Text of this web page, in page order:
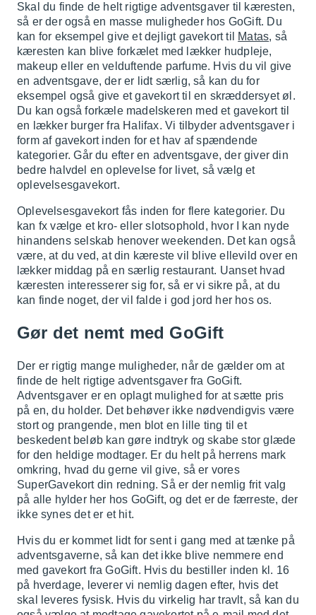
Skal du finde de helt rigtige adventsgaver til kæresten,
så er der også en masse muligheder hos GoGift. Du
kan for eksempel give et dejligt gavekort til
Matas, så
kæresten kan blive forkælet med lækker hudpleje,
makeup eller en velduftende parfume. Hvis du vil give
en adventsgave, der er lidt særlig, så kan du for
eksempel også give et gavekort til en skræddersyet øl.
Du kan også forkæle madelskeren med et gavekort til
en lækker burger fra Halifax. Vi tilbyder adventsgaver i
form af gavekort inden for et hav af spændende
kategorier. Går du efter en adventsgave, der giver din
bedre halvdel en oplevelse for livet, så vælg et
oplevelsesgavekort.
Oplevelsesgavekort fås inden for flere kategorier. Du
kan fx vælge et kro- eller slotsophold, hvor I kan nyde
hinandens selskab henover weekenden. Det kan også
være, at du ved, at din kæreste vil blive ellevild over en
lækker middag på en særlig restaurant. Uanset hvad
kæresten interesserer sig for, så er vi sikre på, at du
kan finde noget, der vil falde i god jord her hos os.
Gør det nemt med GoGift
Der er rigtig mange muligheder, når de gælder om at
finde de helt rigtige adventsgaver fra GoGift.
Adventsgaver er en oplagt mulighed for at sætte pris
på en, du holder. Det behøver ikke nødvendigvis være
stort og prangende, men blot en lille ting til et
beskedent beløb kan gøre indtryk og skabe stor glæde
for den heldige modtager. Er du helt på herrens mark
omkring, hvad du gerne vil give, så er vores
SuperGavekort din redning. Så er der nemlig frit valg
på alle hylder her hos GoGift, og det er de færreste, der
ikke synes det er et hit.
Hvis du er kommet lidt for sent i gang med at tænke på
adventsgaverne, så kan det ikke blive nemmere end
med gavekort fra GoGift. Hvis du bestiller inden kl. 16
på hverdage, leverer vi nemlig dagen efter, hvis det
skal leveres fysisk. Hvis du virkelig har travlt, så kan du